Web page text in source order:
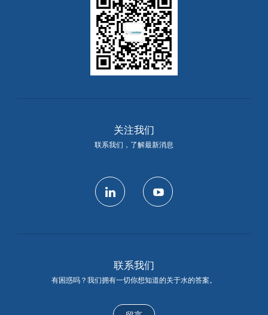
关注我们
联系我们，了解最新消息
联系我们
有困惑吗？我们拥有一切你想知道的关于水的答案。